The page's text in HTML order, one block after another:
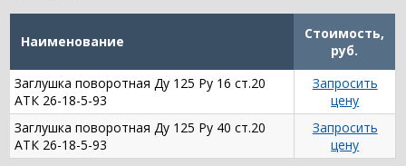
Наименование
Стоимость,
руб.
Заглушка поворотная Ду 125 Ру 16 ст.20
АТК 26-18-5-93
Запросить
цену
Заглушка поворотная Ду 125 Ру 40 ст.20
АТК 26-18-5-93
Запросить
цену